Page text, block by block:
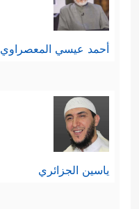
أحمد عيسي المعصراوي
ياسين الجزائري